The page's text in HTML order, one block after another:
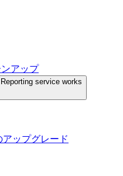
アップ
service works
アップグレード